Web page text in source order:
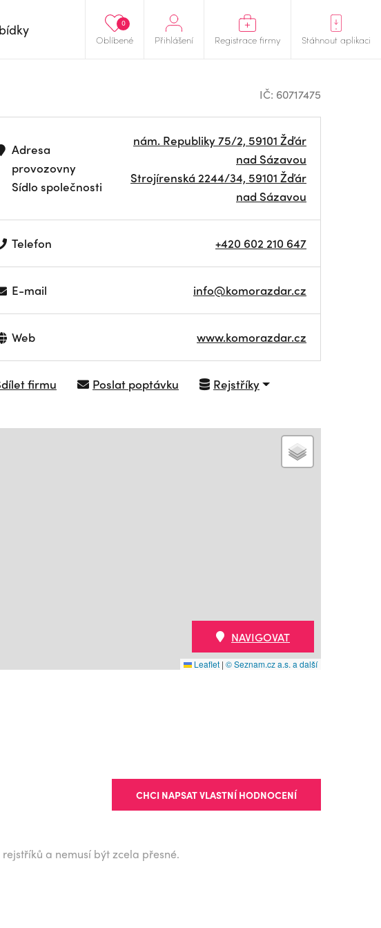
Oblíbené
0
Přihlášení Registrace firmy Stáhnout aplikaci
IČ: 60717475
Adresa
provozovny
Sídlo společnosti
nám. Republiky 75/2, 59101 Žďár
nad Sázavou
Strojírenská 2244/34, 59101 Žďár
nad Sázavou
Telefon +420 602 210 647
E-mail info@komorazdar.cz
Web www.komorazdar.cz
firmu Poslat poptávku Rejstříky
Leaflet | © Seznam.cz a.s. a další
NAVIGOVAT
CHCI NAPSAT VLASTNÍ HODNOCENÍ
a nemusí být zcela přesné.